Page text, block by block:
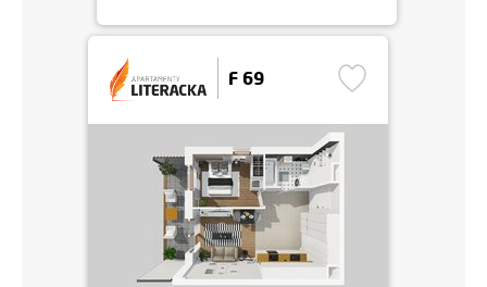
F 69